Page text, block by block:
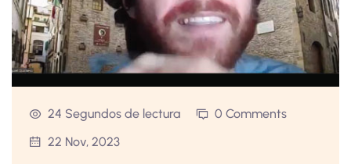
24 Segundos de lectura
0 Comments
22 Nov, 2023